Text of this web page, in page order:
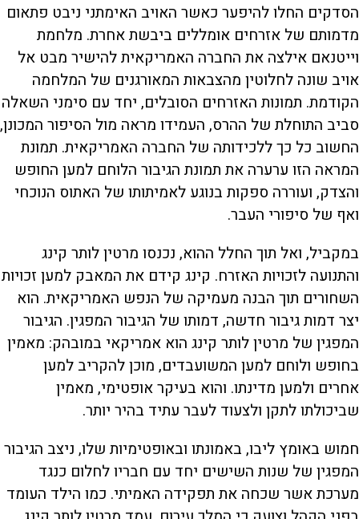
הסדקים החלו להיפער כאשר האויב האימתני ניבט פתאום
מדמותם של אזרחים אומללים ביבשת אחרת. מלחמת
וייטנאם אילצה את החברה האמריקאית להישיר מבט אל
אויב שונה לחלוטין מהצבאות המאורגנים של המלחמה
הקודמת. תמונות האזרחים הסובלים, יחד עם סימני השאלה
סביב התוחלת של ההרס, העמידו מראה מול הסיפור המכונן,
החשוב כל כך ללכידותה של החברה האמריקאית. תמונת
המראה הזו ערערה את תמונת הגיבור הלוחם למען החופש
והצדק, ועוררה ספקות בנוגע לאמיתותו של האתוס הנוכחי
ואף של סיפורי העבר.
במקביל, ואל תוך החלל ההוא, נכנסו מרטין לותר קינג
והתנועה לזכויות האזרח. קינג קידם את המאבק למען זכויות
השחורים תוך הבנה מעמיקה של הנפש האמריקאית. הוא
יצר דמות גיבור חדשה, דמותו של הגיבור המפגין. הגיבור
המפגין של מרטין לותר קינג הוא אמריקאי במובהק: מאמין
בחופש ולוחם למען המשועבדים, מוכן להקריב למען
אחרים ולמען מדינתו. והוא בעיקר אופטימי, מאמין
שביכולתו לתקן ולצעוד לעבר עתיד בהיר יותר.
חמוש באומץ ליבו, באמונתו ובאופטימיות שלו, ניצב הגיבור
המפגין של שנות השישים יחד עם חבריו לחלום כנגד
מערכת אשר שכחה את תפקידה האמיתי. כמו הילד העומד